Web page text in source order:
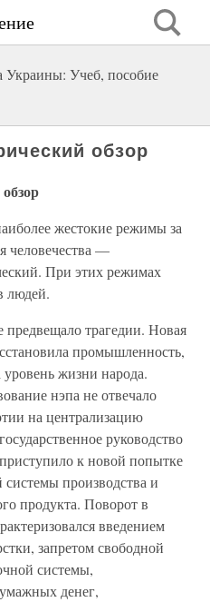
Украины: Учеб, пособие
обзор
жестокие режимы за
человечества —
При этих режимах
людей.
трагедии. Новая
промышленность,
уровень жизни народа.
нэпа не отвечало
на централизацию
руководство
к новой попытке
производства и
продукта. Поворот в
введением
запретом свободной
системы,
денег,